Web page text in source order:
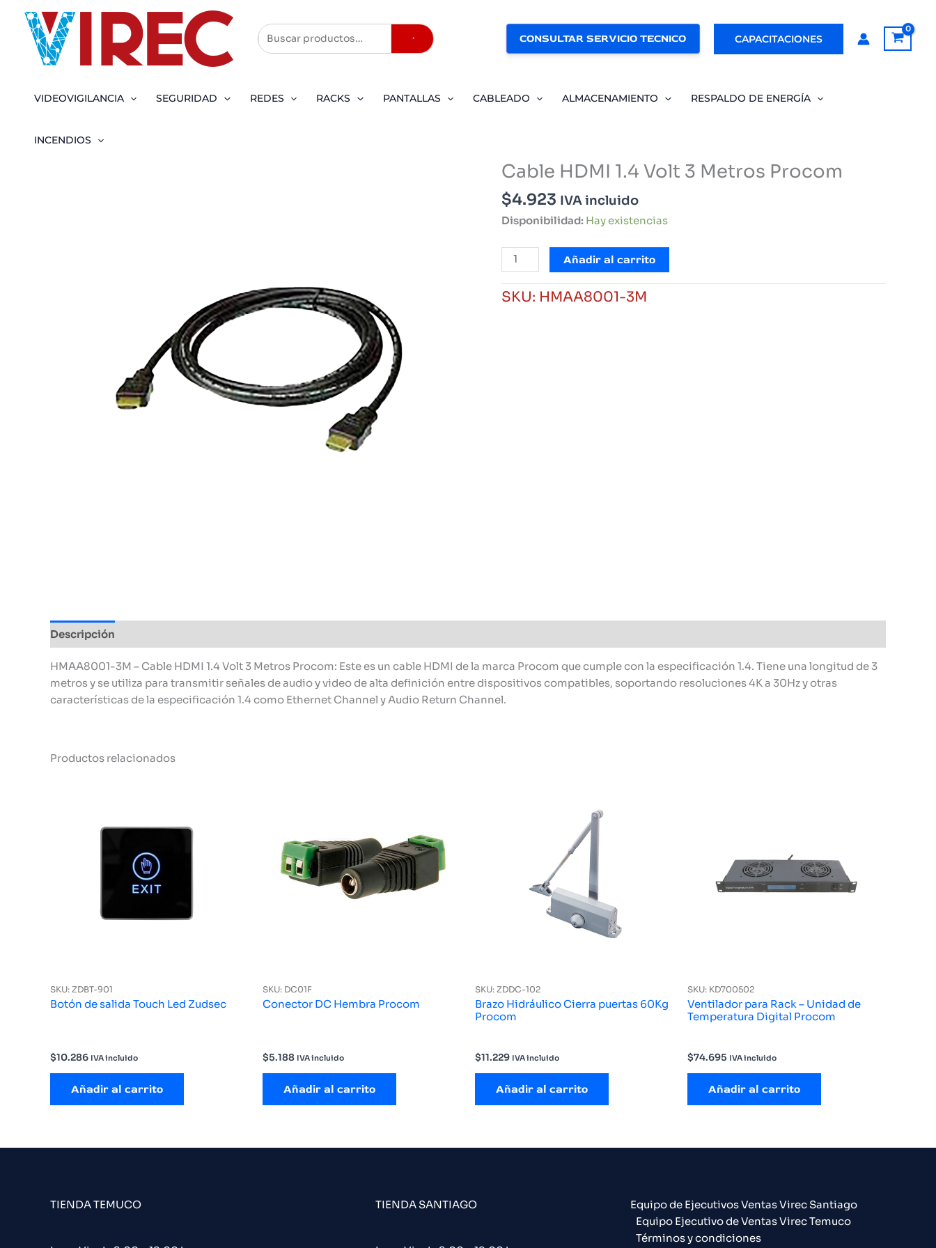
contenido
Buscar CONSULTAR SERVICIO TECNICO CAPACITACIONES
VIDEOVIGILANCIA SEGURIDAD REDES RACKS PANTALLAS CABLEADO ALMACENAMIENTO RESPALDO DE ENERGÍA
INCENDIOS
Cable HDMI 1.4 Volt 3 Metros Procom
$4.923 IVA incluido
Disponibilidad: Hay existencias
Cable
HDMI
1.4
Volt
Añadir al carrito
SKU: HMAA8001-3M
Descripción
HMAA8001-3M – Cable HDMI 1.4 Volt 3 Metros Procom: Este es un cable HDMI de la marca Procom que cumple con la especificación 1.4. Tiene una longitud de 3
metros y se utiliza para transmitir señales de audio y video de alta definición entre dispositivos compatibles, soportando resoluciones 4K a 30Hz y otras
características de la especificación 1.4 como Ethernet Channel y Audio Return Channel.
Productos relacionados
SKU: ZDBT-901
Botón de salida Touch Led Zudsec
$10.286 IVA incluido
Añadir al carrito
SKU: DC01F
Conector DC Hembra Procom
$5.188 IVA incluido
Añadir al carrito
SKU: ZDDC-102
Brazo Hidráulico Cierra puertas 60Kg
Procom
$11.229 IVA incluido
Añadir al carrito
SKU: KD700502
Ventilador para Rack – Unidad de
Temperatura Digital Procom
$74.695 IVA incluido
Añadir al carrito
TIENDA TEMUCO TIENDA SANTIAGO
Equipo de Ejecutivos Ventas Virec Santiago
Equipo Ejecutivo de Ventas Virec Temuco
Términos y condiciones